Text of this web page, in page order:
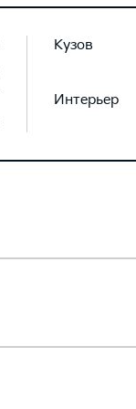
Кузов
Интерьер